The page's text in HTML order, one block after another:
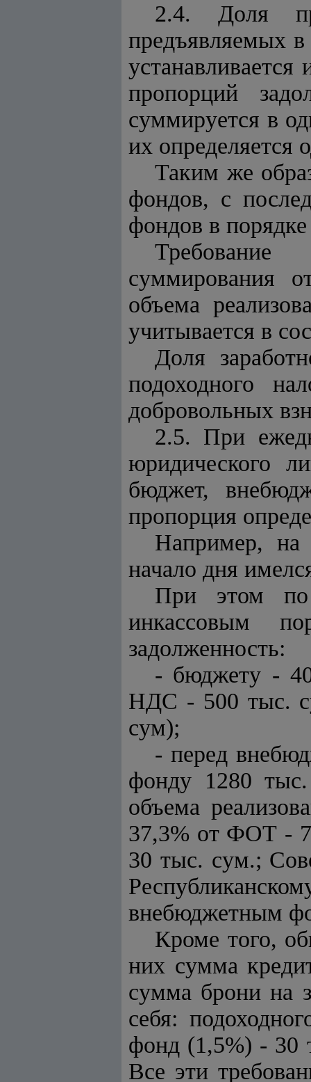
2.4. Доля
предъявляемых в
пропорций
суммируется в
их определяется
Таким же
фондов, с
фондов в
суммирования
объема
учитывается в
Доля
подоходного
добровольных
2.5. При
юридического
бюджет,
пропорция
Например, на
начало дня
При этом по
инкассовым
задолженность:
- бюджету -
НДС - 500 тыс.
сум);
- перед
фонду 1280
объема
37,3% от ФОТ -
30 тыс. cум.;
внебюджетным
Кроме того,
них сумма
сумма брони на
себя:
фонд (1,5%) - 30
Все эти